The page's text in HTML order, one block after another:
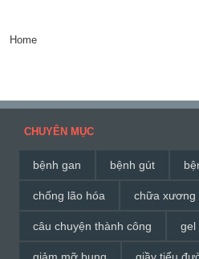
Home
CHUYÊN MỤC
bệnh gan bệnh gút
chống lão hóa chữa xương
câu chuyện thành công gel